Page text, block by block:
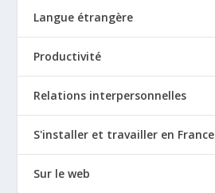
Langue étrangère
Productivité
Relations interpersonnelles
S'installer et travailler en France
Sur le web